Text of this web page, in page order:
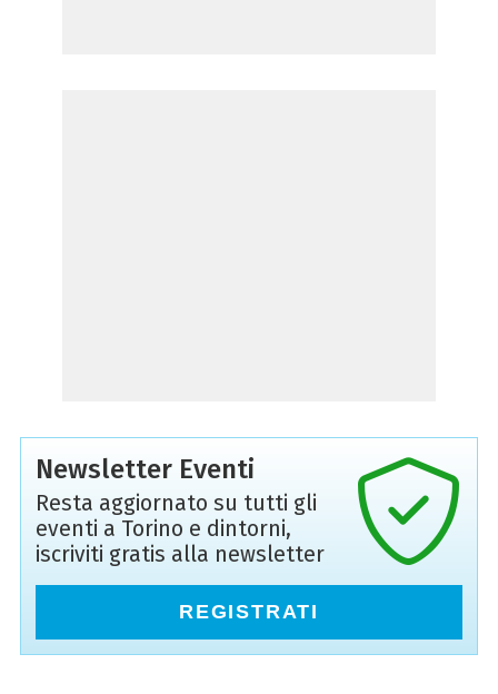
Newsletter Eventi
Resta aggiornato su tutti gli
eventi a Torino e dintorni,
iscriviti gratis alla newsletter
REGISTRATI